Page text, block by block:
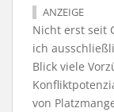
ANZEIGE
Nicht erst seit
ich
Blick viele
von